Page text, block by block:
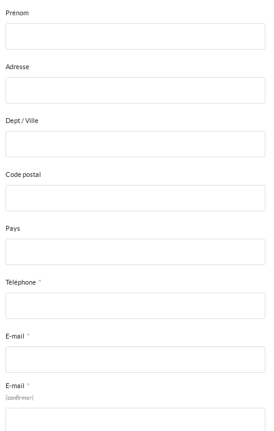
Prénom
Adresse
Dept / Ville
Code postal
Pays
Téléphone *
E-mail *
E-mail *
(confirmer)